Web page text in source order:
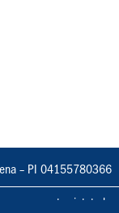
– PI 04155780366
vietata la